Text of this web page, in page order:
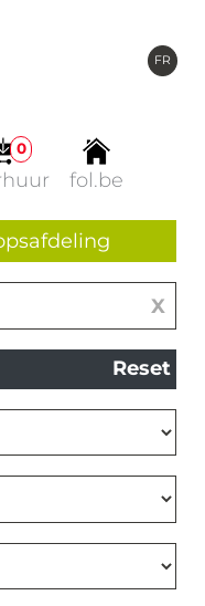
FR
0
fol.be
X
Reset